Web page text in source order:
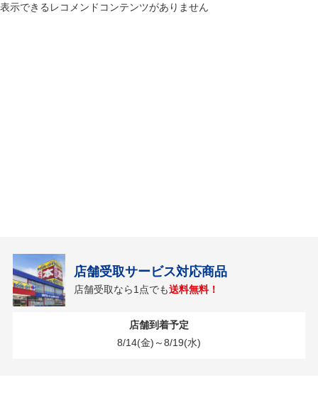
表示できるレコメンドコンテンツがありません
店舗受取サービス対応商品
店舗受取なら1点でも送料無料！
店舗到着予定
8/14(金)～8/19(水)